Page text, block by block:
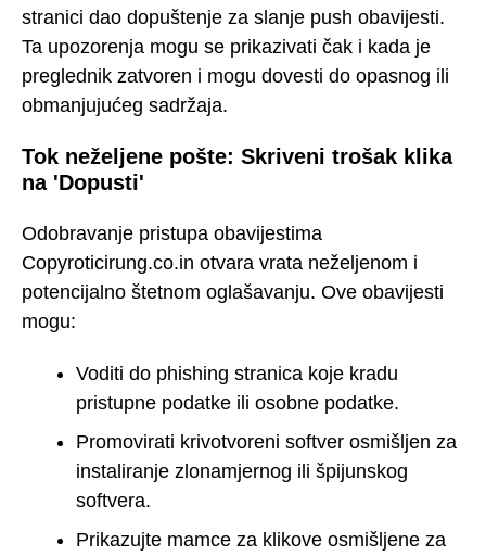
stranici dao dopuštenje za slanje push obavijesti.
Ta upozorenja mogu se prikazivati čak i kada je
preglednik zatvoren i mogu dovesti do opasnog ili
obmanjujućeg sadržaja.
Tok neželjene pošte: Skriveni trošak klika
na 'Dopusti'
Odobravanje pristupa obavijestima
Copyroticirung.co.in otvara vrata neželjenom i
potencijalno štetnom oglašavanju. Ove obavijesti
mogu:
Voditi do phishing stranica koje kradu
pristupne podatke ili osobne podatke.
Promovirati krivotvoreni softver osmišljen za
instaliranje zlonamjernog ili špijunskog
softvera.
Prikazujte mamce za klikove osmišljene za